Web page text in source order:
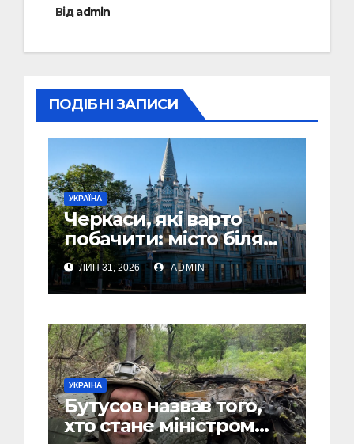
Відadmin
ПОДІБНІ ЗАПИСИ
УКРАЇНА
Черкаси, які варто
побачити: місто біля
Дніпра, зелені парки
та місця з особливою
атмосферою
ЛИП 31, 2026 ADMIN
УКРАЇНА
Бутусов назвав того,
хто стане міністром